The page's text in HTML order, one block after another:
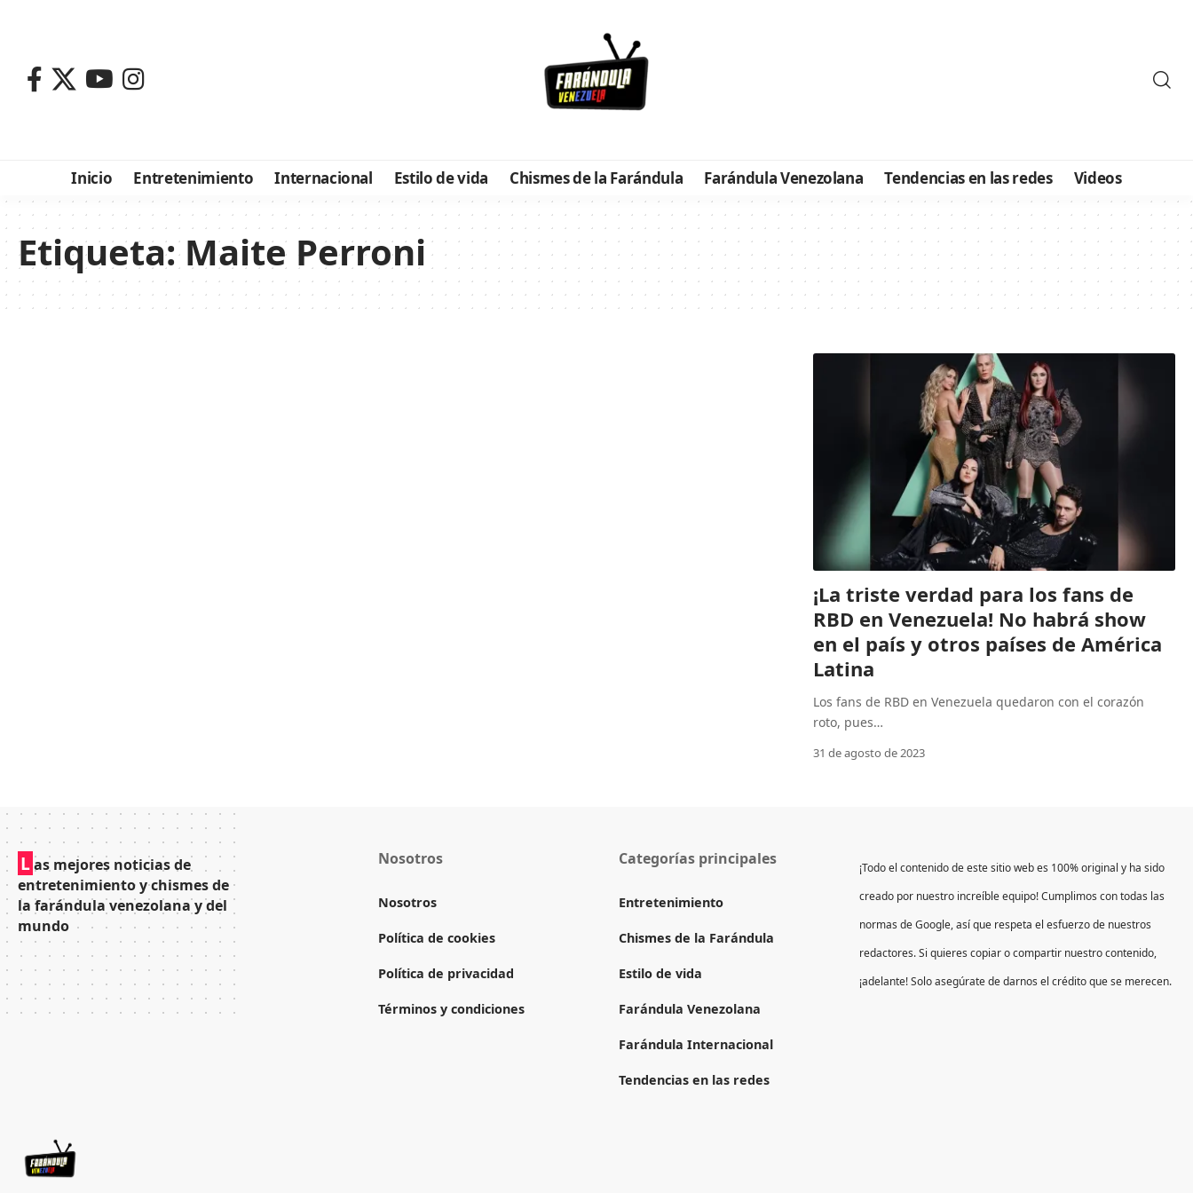
Inicio Entretenimiento Internacional Estilo de vida Chismes de la Farándula Farándula Venezolana Tendencias en las redes Videos
Etiqueta:Maite Perroni
¡La triste verdad para los fans de
RBD en Venezuela! No habrá show
en el país y otros países de América
Latina
Los fans de RBD en Venezuela quedaron con el corazón
roto, pues…
31 de agosto de 2023
Las mejores noticias de
entretenimiento y chismes de
la farándula venezolana y del
mundo
Nosotros
Nosotros
Política de cookies
Política de privacidad
Términos y condiciones
Categorías principales
Entretenimiento
Chismes de la Farándula
Estilo de vida
Farándula Venezolana
Farándula Internacional
Tendencias en las redes
¡Todo el contenido de este sitio web es 100% original y ha sido
creado por nuestro increíble equipo! Cumplimos con todas las
normas de Google, así que respeta el esfuerzo de nuestros
redactores. Si quieres copiar o compartir nuestro contenido,
¡adelante! Solo asegúrate de darnos el crédito que se merecen.